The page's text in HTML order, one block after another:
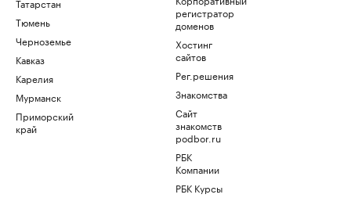
Тюмень
Черноземье
Кавказ
Карелия
Мурманск
Приморский
край
регистратор
доменов
Хостинг
сайтов
Рег.решения
Знакомства
Сайт
знакомств
podbor.ru
РБК
Компании
РБК Курсы